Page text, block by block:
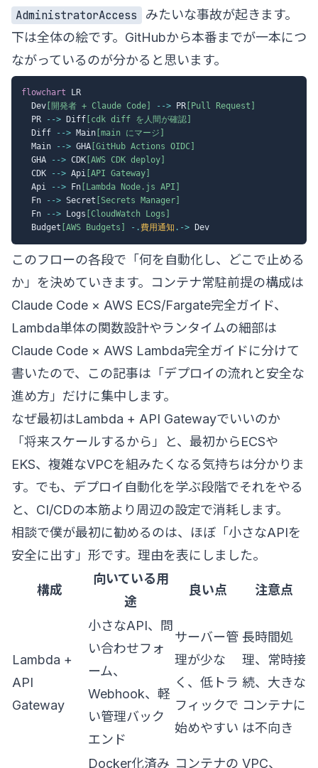
AdministratorAccess
みたいな事故が起きます。
下は全体の絵です。GitHubから本番までが一本につ
ながっているのが分かると思います。
flowchart LR
  Dev
[開発者 + Claude Code] --> PR [Pull Request]
  PR
--> Diff [cdk diff を人間が確認]
  Diff
--> Main [main にマージ]
  Main
--> GHA [GitHub Actions OIDC]
  GHA
--> CDK [AWS CDK deploy]
  CDK
--> Api [API Gateway]
  Api
--> Fn [Lambda Node.js API]
  Fn
--> Secret [Secrets Manager]
  Fn
--> Logs [CloudWatch Logs]
  Budget
[AWS Budgets] -.費用通知 .->
このフローの各段で「何を自動化し、どこで止める
か」を決めていきます。コンテナ常駐前提の構成は
Claude Code × AWS ECS/Fargate完全ガイド、
Lambda単体の関数設計やランタイムの細部は
Claude Code × AWS Lambda完全ガイドに分けて
書いたので、この記事は「デプロイの流れと安全な
進め方」だけに集中します。
なぜ最初はLambda + API Gatewayでいいのか
「将来スケールするから」と、最初からECSや
EKS、複雑なVPCを組みたくなる気持ちは分かりま
す。でも、デプロイ自動化を学ぶ段階でそれをやる
と、CI/CDの本筋より周辺の設定で消耗します。
相談で僕が最初に勧めるのは、ほぼ「小さなAPIを
安全に出す」形です。理由を表にしました。
構成
向いている用
途
良い点 注意点
Lambda +
API
Gateway
小さなAPI、問
い合わせフォ
ーム、
Webhook、軽
い管理バック
エンド
サーバー管
理が少な
く、低トラ
フィックで
始めやすい
長時間処
理、常時接
続、大きな
コンテナに
は不向き
Docker化済み コンテナの VPC、